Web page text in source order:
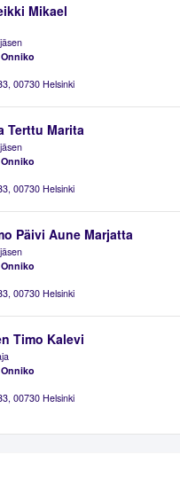
Mikael
00730 Helsinki
Terttu Marita
00730 Helsinki
Päivi Aune Marjatta
00730 Helsinki
Timo Kalevi
00730 Helsinki